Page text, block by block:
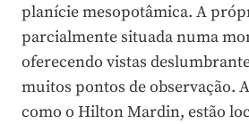
planície mesopotâmica. A
parcialmente situada numa
oferecendo vistas
muitos pontos de observação.
como o Hilton Mardin, estão